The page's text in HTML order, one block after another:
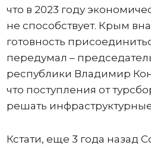
что в 2023 году
не способствует. Крым
готовность
передумал –
республики Владимир
что поступления от
решать
Кстати, еще 3 года назад